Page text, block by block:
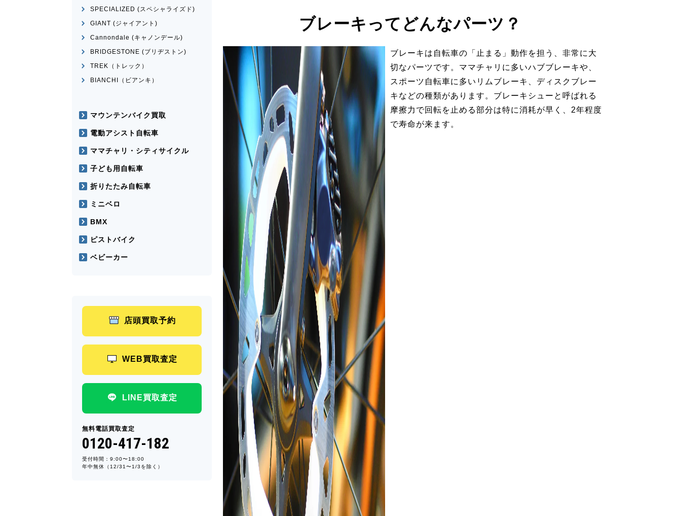
ブレーキってどんなパーツ？
ブレーキは自転車の「止まる」動作を担う、非常に大
切なパーツです。ママチャリに多いハブブレーキや、
スポーツ自転車に多いリムブレーキ、ディスクブレー
キなどの種類があります。ブレーキシューと呼ばれる
摩擦力で回転を止める部分は特に消耗が早く、2年程度
で寿命が来ます。
SPECIALIZED (スペシャライズド)
GIANT (ジャイアント)
Cannondale (キャノンデール)
BRIDGESTONE (ブリヂストン)
TREK（トレック）
BIANCHI（ビアンキ）
マウンテンバイク買取
電動アシスト自転車
ママチャリ・シティサイクル
子ども用自転車
折りたたみ自転車
ミニベロ
BMX
ピストバイク
ベビーカー
店頭買取予約
WEB買取査定
LINE買取査定
無料電話買取査定
0120-417-182
受付時間：9:00〜18:00
年中無休（12/31〜1/3を除く）